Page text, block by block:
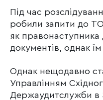
Під час
робили запити до
як
документів, однак
Однак нещодавно
Управлінням
Держаудитслужби в